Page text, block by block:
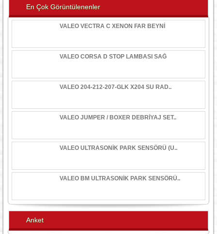
En Çok Görüntülenenler
VALEO VECTRA C XENON FAR BEYNİ
VALEO CORSA D STOP LAMBASI SAĞ
VALEO 204-212-207-GLK X204 SU RAD..
VALEO JUMPER / BOXER DEBRİYAJ SET..
VALEO ULTRASONİK PARK SENSÖRÜ (U..
VALEO BM ULTRASONİK PARK SENSÖRÜ..
Anket